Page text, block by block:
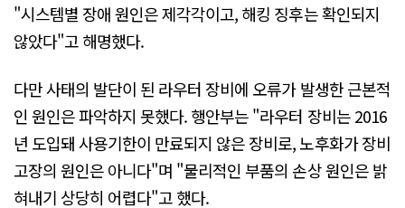
"시스템별 장애 원인은 제각각이고, 해킹 징후는 확인되지
않았다"고 해명했다.
다만 사태의 발단이 된 라우터 장비에 오류가 발생한 근본적
인 원인은 파악하지 못했다. 행안부는 "라우터 장비는 2016
년 도입돼 사용기한이 만료되지 않은 장비로, 노후화가 장비
고장의 원인은 아니다"며 "물리적인 부품의 손상 원인은 밝
혀내기 상당히 어렵다"고 했다.